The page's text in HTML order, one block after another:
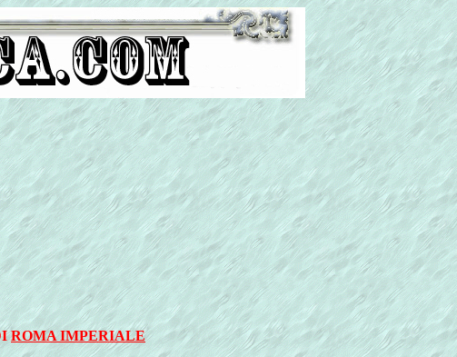
ROMA IMPERIALE